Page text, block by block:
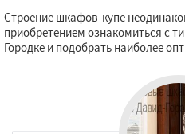
Строение шкафов-купе
приобретением ознакомиться с
Городке и подобрать наиболее